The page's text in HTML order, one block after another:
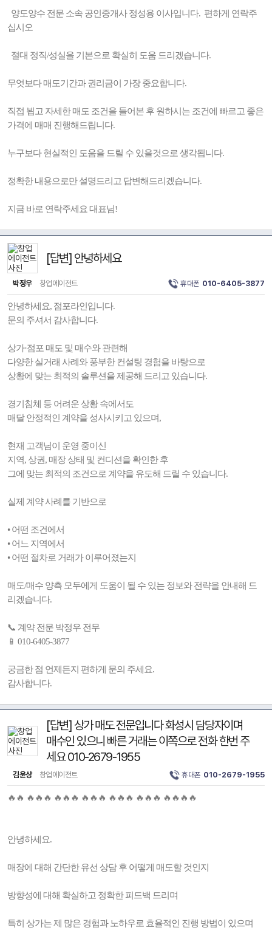
양도양수 전문 소속 공인중개사 정성용 이사입니다. 편하게 연락주
십시오
절대 정직/성실을 기본으로 확실히 도움 드리겠습니다.
무엇보다 매도기간과 권리금이 가장 중요합니다.
직접 뵙고 자세한 매도 조건을 들어본 후 원하시는 조건에 빠르고 좋은
가격에 매매 진행해드립니다.
누구보다 현실적인 도움을 드릴 수 있을것으로 생각됩니다.
정확한 내용으로만 설명드리고 답변해드리겠습니다.
지금 바로 연락주세요 대표님!
[답변] 안녕하세요
박정우 창업에이전트 휴대폰 010-6405-3877
안녕하세요, 점포라인입니다.
문의 주셔서 감사합니다.
상가·점포 매도 및 매수와 관련해
다양한 실거래 사례와 풍부한 컨설팅 경험을 바탕으로
상황에 맞는 최적의 솔루션을 제공해 드리고 있습니다.
경기침체 등 어려운 상황 속에서도
매달 안정적인 계약을 성사시키고 있으며,
현재 고객님이 운영 중이신
지역, 상권, 매장 상태 및 컨디션을 확인한 후
그에 맞는 최적의 조건으로 계약을 유도해 드릴 수 있습니다.
실제 계약 사례를 기반으로
• 어떤 조건에서
• 어느 지역에서
• 어떤 절차로 거래가 이루어졌는지
매도/매수 양측 모두에게 도움이 될 수 있는 정보와 전략을 안내해 드
리겠습니다.
📞 계약 전문 박정우 전무
📱 010-6405-3877
궁금한 점 언제든지 편하게 문의 주세요.
감사합니다.
[답변] 상가 매도 전문입니다 화성시 담당자이며
매수인 있으니 빠른 거래는 이쪽으로 전화 한번 주
세요 010-2679-1955
김윤상 창업에이전트 휴대폰 010-2679-1955
🔥🔥 🔥🔥🔥 🔥🔥🔥 🔥🔥🔥 🔥🔥🔥 🔥🔥🔥 🔥🔥🔥🔥
안녕하세요.
매장에 대해 간단한 유선 상담 후 어떻게 매도할 것인지
방향성에 대해 확실하고 정확한 피드백 드리며
특히 상가는 제 많은 경험과 노하우로 효율적인 진행 방법이 있으며